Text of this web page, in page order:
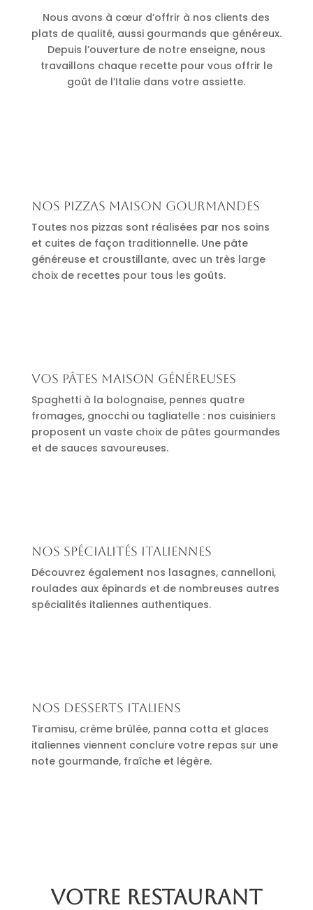
Nous avons à cœur d’offrir à nos clients des
plats de qualité, aussi gourmands que généreux.
Depuis l’ouverture de notre enseigne, nous
travaillons chaque recette pour vous offrir le
goût de l’Italie dans votre assiette.
Nos pizzas maison gourmandes
Toutes nos pizzas sont réalisées par nos soins
et cuites de façon traditionnelle. Une pâte
généreuse et croustillante, avec un très large
choix de recettes pour tous les goûts.
Vos pâtes maison généreuses
Spaghetti à la bolognaise, pennes quatre
fromages, gnocchi ou tagliatelle : nos cuisiniers
proposent un vaste choix de pâtes gourmandes
et de sauces savoureuses.
Nos spécialités italiennes
Découvrez également nos lasagnes, cannelloni,
roulades aux épinards et de nombreuses autres
spécialités italiennes authentiques.
Nos desserts italiens
Tiramisu, crème brûlée, panna cotta et glaces
italiennes viennent conclure votre repas sur une
note gourmande, fraîche et légère.
Votre restaurant